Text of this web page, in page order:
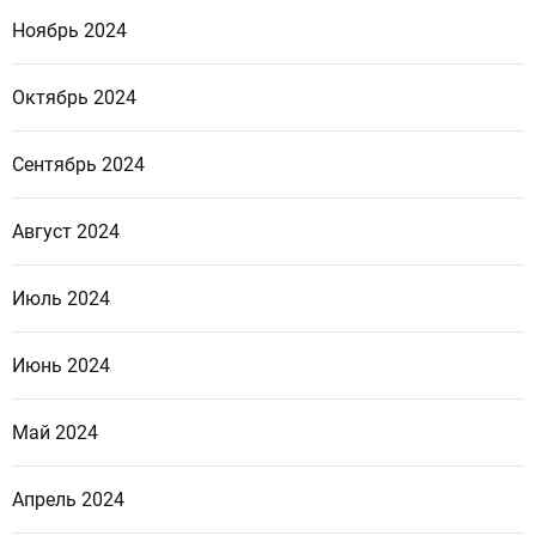
Ноябрь 2024
Октябрь 2024
Сентябрь 2024
Август 2024
Июль 2024
Июнь 2024
Май 2024
Апрель 2024